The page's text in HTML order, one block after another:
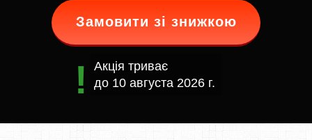
Замовити зі знижкою
Акція триває
до 10 августа 2026 г.